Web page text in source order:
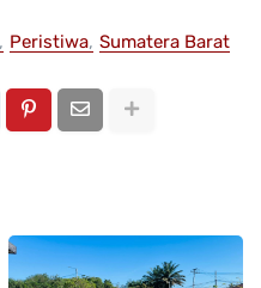
Peristiwa Sumatera Barat